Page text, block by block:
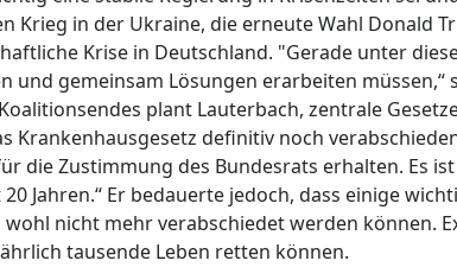
Krieg in der Ukraine, die erneute Wahl Donald
Krise in Deutschland. "Gerade unter
und gemeinsam Lösungen erarbeiten müssen,“
plant Lauterbach, zentrale
Krankenhausgesetz definitiv noch
die Zustimmung des Bundesrats erhalten. Es
Jahren.“ Er bedauerte jedoch, dass einige
wohl nicht mehr verabschiedet werden können.
tausende Leben retten können.